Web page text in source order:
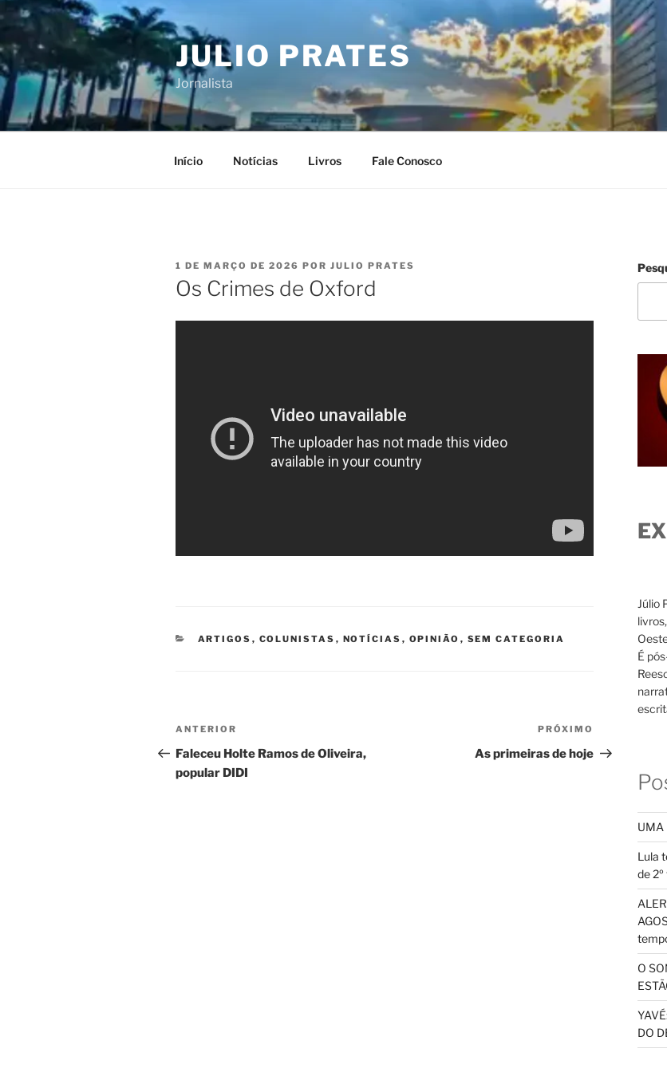
Pular
para
o
conteúdo
JULIO PRATES
Jornalista
Início Notícias Livros Fale Conosco
PUBLICADO
EM
1 DE MARÇO DE 2026 POR JULIO PRATES
Os Crimes de Oxford
CATEGORIAS
ARTIGOS , COLUNISTAS , NOTÍCIAS , OPINIÃO , SEM CATEGORIA
Navegação
de
Post
Post
anterior
ANTERIOR
Faleceu Holte Ramos de Oliveira,
popular DIDI
post
PRÓXIMO
As primeiras de hoje
Júlio
É
UMA
Lula
de
O
DO